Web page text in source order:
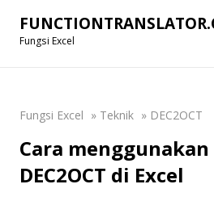
Fungsi Excel
Fungsi Excel » Teknik » DEC2OCT
Cara
DEC2OCT di Excel